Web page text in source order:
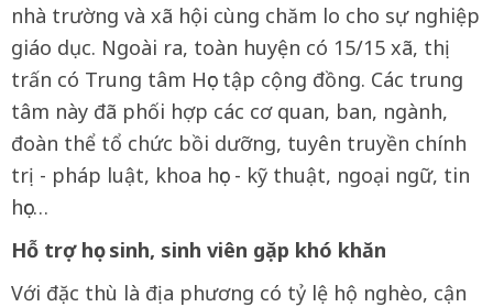
nhà trường và xã hội cùng chăm lo cho sự nghiệp
giáo dục. Ngoài ra, toàn huyện có 15/15 xã, thị
trấn có Trung tâm Học tập cộng đồng. Các trung
tâm này đã phối hợp các cơ quan, ban, ngành,
đoàn thể tổ chức bồi dưỡng, tuyên truyền chính
trị - pháp luật, khoa học - kỹ thuật, ngoại ngữ, tin
học…
Hỗ trợ học sinh, sinh viên gặp khó khăn
Với đặc thù là địa phương có tỷ lệ hộ nghèo, cận